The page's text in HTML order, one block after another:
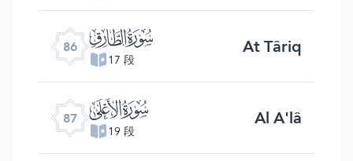
86 ﰃ
17 段 At Târiq
87 ﰄ
19 段 Al A'lâ